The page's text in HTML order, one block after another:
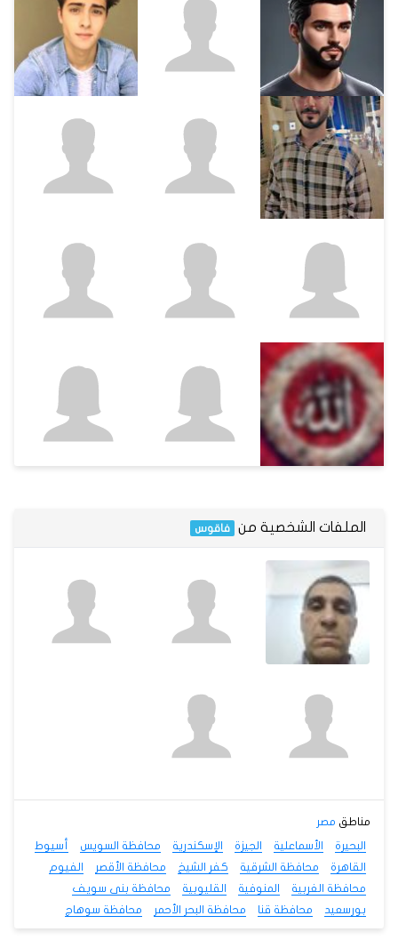
الملفات الشخصية من فاقوس
مناطق مصر
البحيرة
الأسماعلية الجيزة الإسكندرية محافظة السويس
أسيوط
القاهرة
محافظة الشرقية كفر الشيخ محافظة الأقصر
الفيوم
محافظة الغربية
المنوفية القليوبية
محافظة بنى سويف
بورسعيد
محافظة قنا محافظة البحر الأحمر محافظة سوهاج